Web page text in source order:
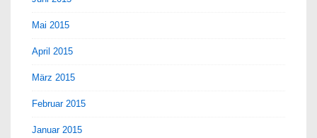
Mai 2015
April 2015
März 2015
Februar 2015
Januar 2015